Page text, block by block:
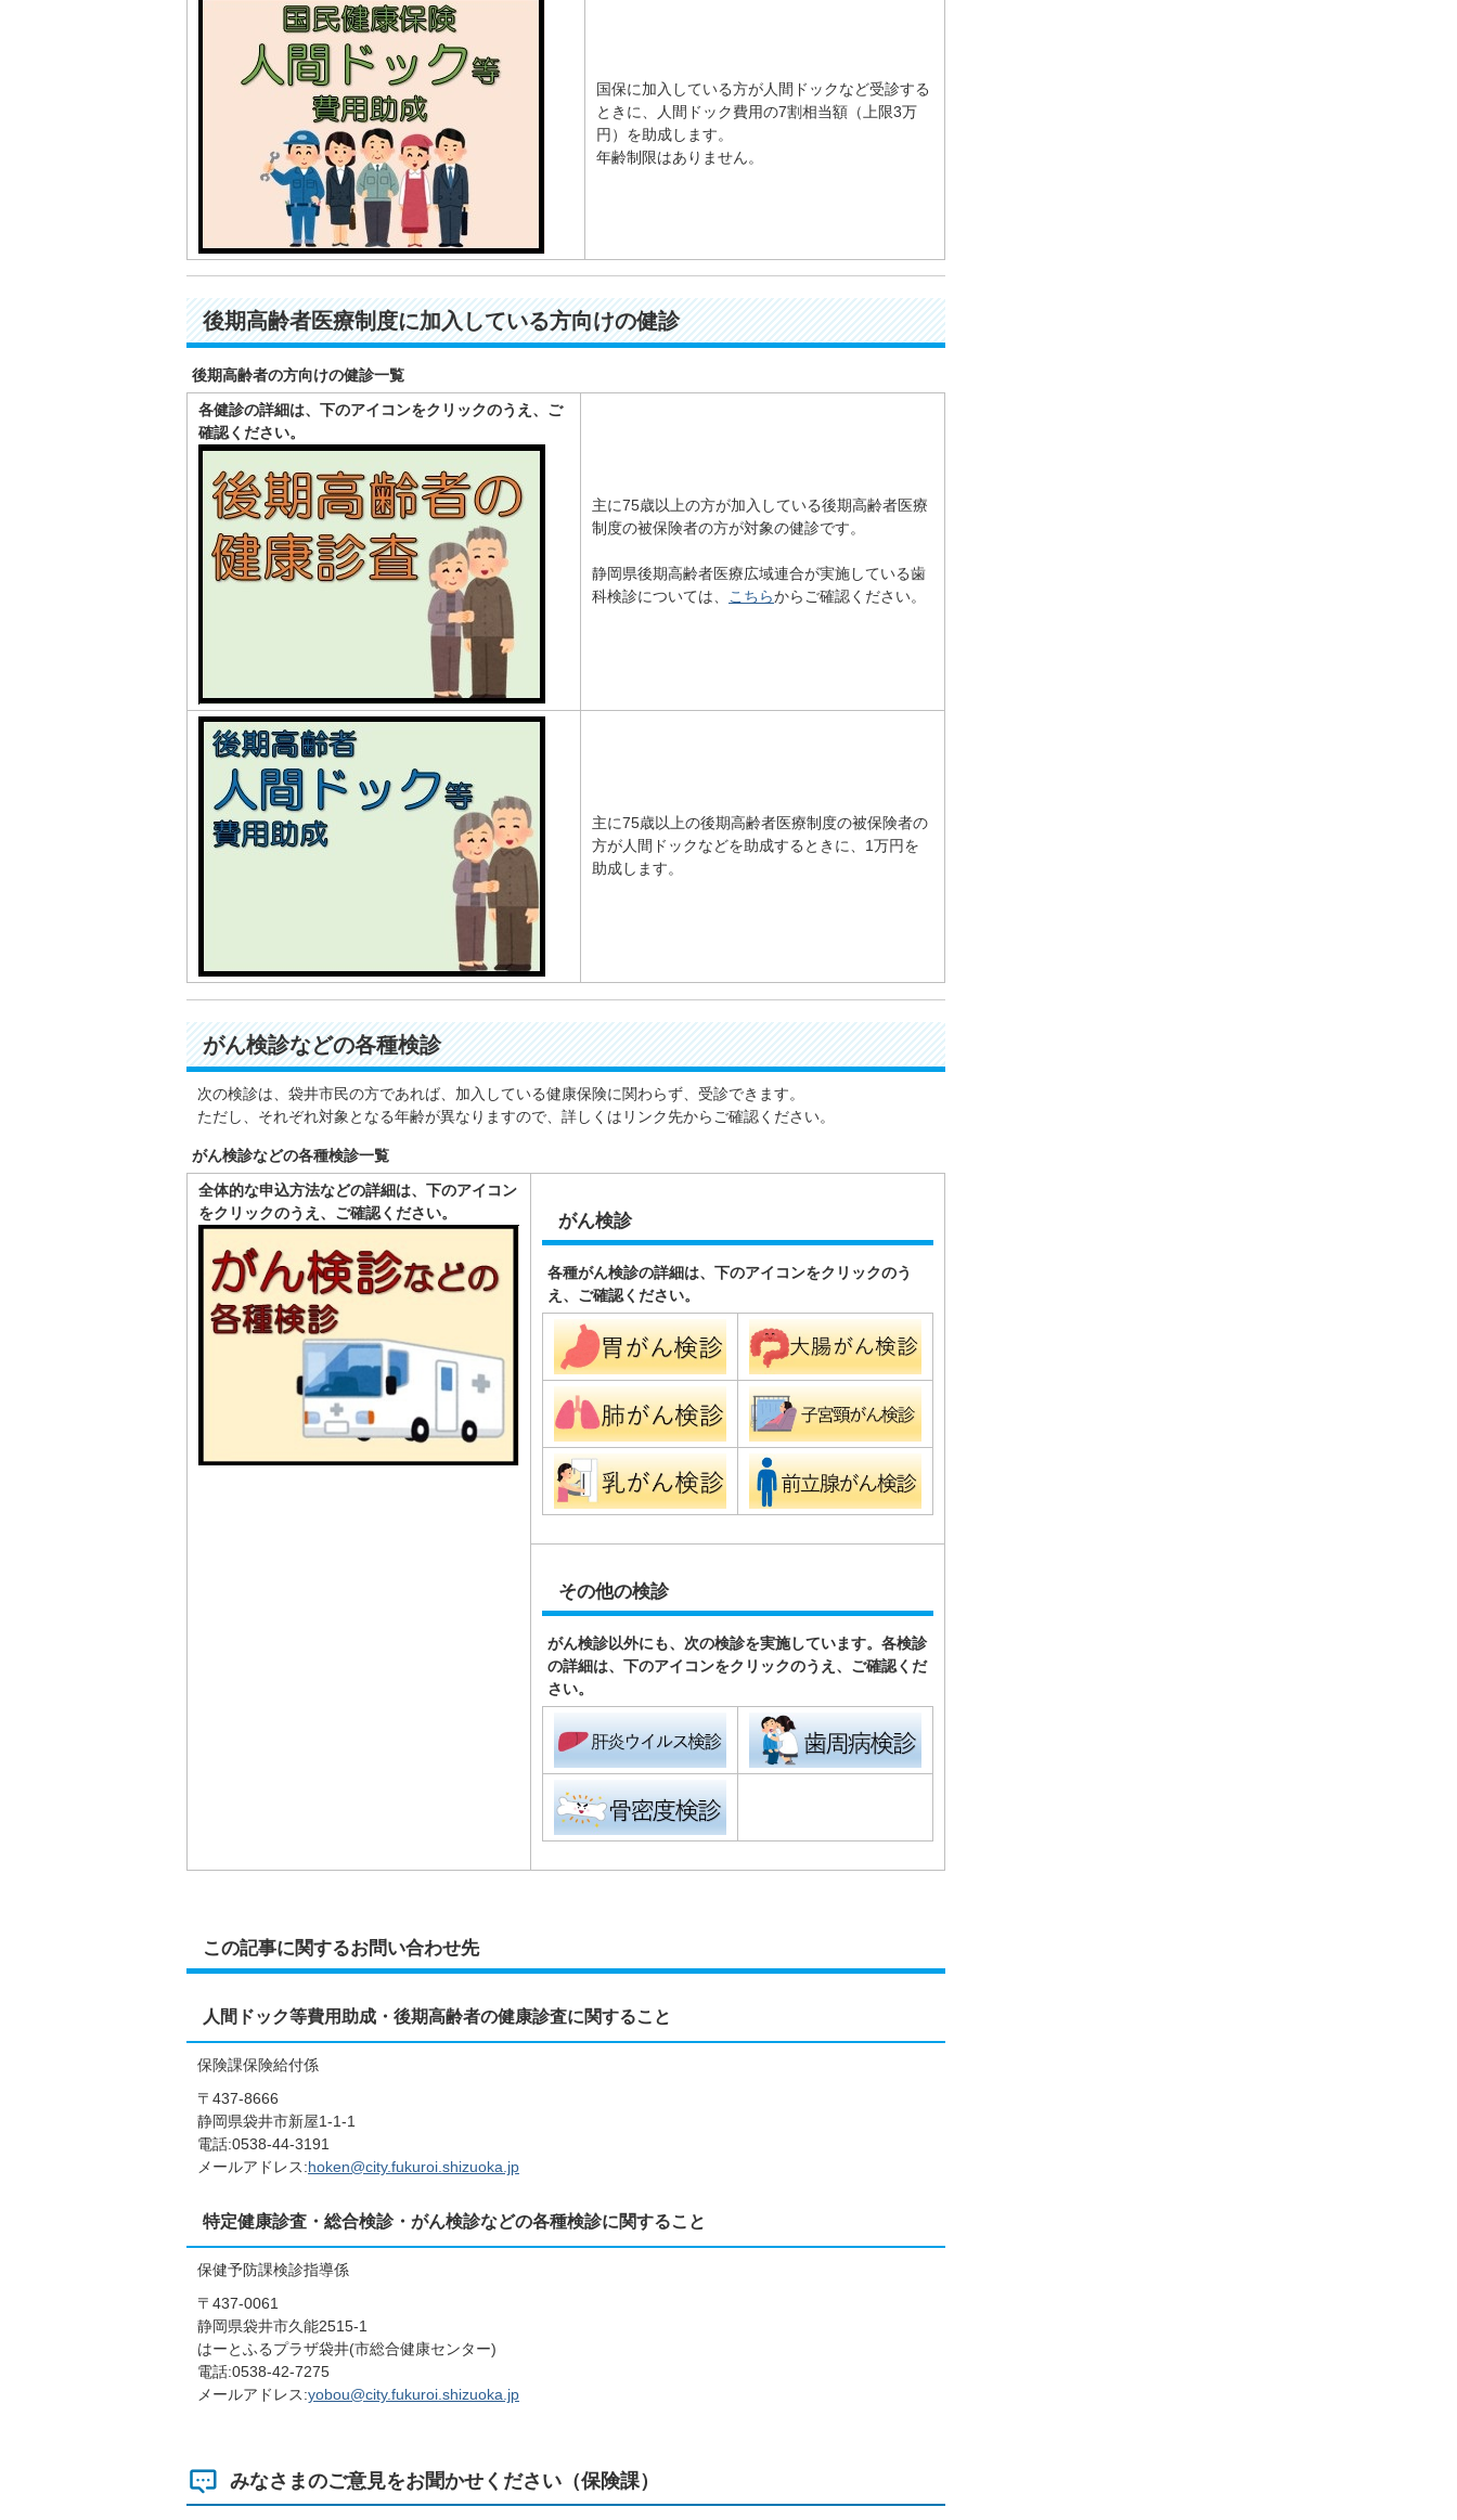
国保に加入している方が人間ドックなど受診する
ときに、人間ドック費用の7割相当額（上限3万
円）を助成します。
年齢制限はありません。
後期高齢者医療制度に加入している方向けの健診
後期高齢者の方向けの健診一覧
各健診の詳細は、下のアイコンをクリックのうえ、ご
確認ください。
主に75歳以上の方が加入している後期高齢者医療
制度の被保険者の方が対象の健診です。
静岡県後期高齢者医療広域連合が実施している歯
科検診については、 こちらからご確認ください。
主に75歳以上の後期高齢者医療制度の被保険者の
方が人間ドックなどを助成するときに、1万円を
助成します。
がん検診などの各種検診
次の検診は、袋井市民の方であれば、加入している健康保険に関わらず、受診できます。
ただし、それぞれ対象となる年齢が異なりますので、詳しくはリンク先からご確認ください。
がん検診などの各種検診一覧
全体的な申込方法などの詳細は、下のアイコン
をクリックのうえ、ご確認ください。
がん検診
各種がん検診の詳細は、下のアイコンをクリックのう
え、ご確認ください。
その他の検診
がん検診以外にも、次の検診を実施しています。各検診
の詳細は、下のアイコンをクリックのうえ、ご確認くだ
さい。
この記事に関するお問い合わせ先
人間ドック等費用助成・後期高齢者の健康診査に関すること
保険課保険給付係
〒437-8666
静岡県袋井市新屋1-1-1
電話:0538-44-3191
メールアドレス:hoken@city.fukuroi.shizuoka.jp
特定健康診査・総合検診・がん検診などの各種検診に関すること
保健予防課検診指導係
〒437-0061
静岡県袋井市久能2515-1
はーとふるプラザ袋井(市総合健康センター)
電話:0538-42-7275
メールアドレス:yobou@city.fukuroi.shizuoka.jp
みなさまのご意見をお聞かせください（保険課）